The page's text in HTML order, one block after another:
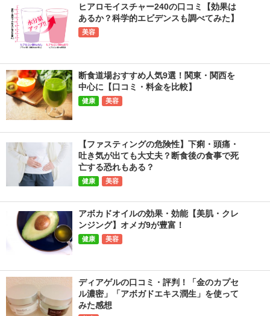
ヒアロモイスチャー240の口コミ【効果は
あるか？科学的エビデンスも調べてみた】
美容
断食道場おすすめ人気9選！関東・関西を
中心に【口コミ・料金を比較】
健康 美容
【ファスティングの危険性】下痢・頭痛・
吐き気が出ても大丈夫？断食後の食事で死
亡する恐れもある？
健康 美容
アボカドオイルの効果・効能【美肌・クレ
ンジング】オメガ9が豊富！
健康 美容
ディアゲルの口コミ・評判！「金のカプセ
ル濃密」「アボガドエキス潤生」を使って
みた感想